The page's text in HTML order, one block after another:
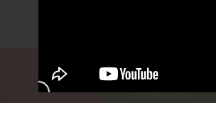
Honorable Cámara de Senadores
Entre Ríos